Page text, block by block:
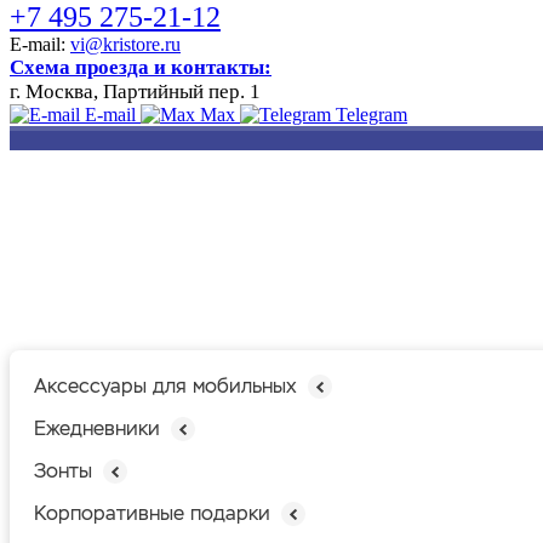
+7 495 275-21-12
E-mail: vi@kristore.ru
Схема проезда и контакты:
г. Москва, Партийный пер. 1
E-mail Max Telegram
Аксессуары для мобильных
Ежедневники
Зонты
Корпоративные подарки